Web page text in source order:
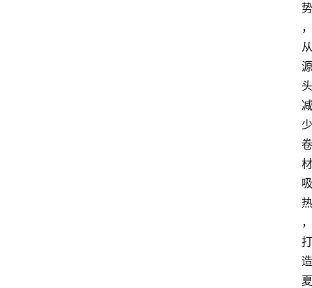
势
，
从
源
头
减
少
卷
材
吸
热
，
打
造
夏